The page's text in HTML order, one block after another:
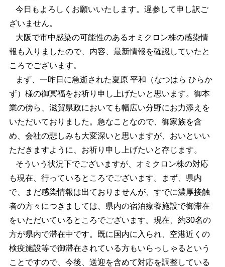
今日もよろしくお願いいたします。遅参して申し訳ご
ざいません。
大阪で市中感染の可能性のあるオミクロン株の感染情
報も入りましたので、内容、最新情報を確認していたと
ころでございます。
まず、一昨日に急逝された夏原 平和（なつはら ひらか
ず）様の御冥福をお祈り申し上げたいと思います。御本
業の傍ら、滋賀県政においても幅広い分野にお力添えを
いただいておりました。急なことなので、御家族を含
め、会社の悲しみも大変深いと思いますが、おいといい
ただきますように、お祈り申し上げたいと存じます。
そういう状況下でございますが、オミクロン株の対応
も現在、行っているところでございます。まず、県内
で、まだ感染情報は出ておりませんが、すでに濃厚接触
者の方々につきましては、県内の宿泊療養施設で御滞在
をいただいているところでございます。現在、約30名の
方が県内で滞在中です。既に国内に入られ、空港近くの
検疫施設等で御滞在されている方もいらっしゃるという
ことですので、今後、送迎を含めて対応を調整している